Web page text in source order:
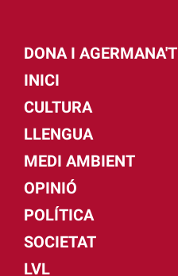
DONA I AGERMANA'T
INICI
CULTURA
LLENGUA
MEDI AMBIENT
OPINIÓ
POLÍTICA
SOCIETAT
LVL